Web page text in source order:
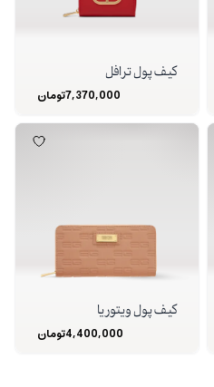
کیف پول ترافل
7,370,000تومان
کیف پول ویتوریا
4,400,000تومان